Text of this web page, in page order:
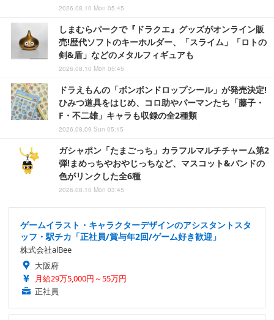
2026.08.10 Mon 05:45
しまむらパークで『ドラクエ』グッズがオンライン販
売!歴代ソフトのキーホルダー、「スライム」「ロトの
剣&盾」などのメタルフィギュアも
2026.08.10 Mon 05:45
ドラえもんの「ボンボンドロップシール」が発売決定!
ひみつ道具をはじめ、コロ助やパーマンたち「藤子・
F・不二雄」キャラも収録の全2種類
2026.08.09 Sun 05:15
ガシャポン「たまごっち」カラフルマルチチャーム第2
弾!まめっちやおやじっちなど、マスコット&バンドの
色がリンクした全6種
2026.08.10 Mon 03:45
ゲームイラスト・キャラクターデザインのアシスタントスタ
ッフ・駅チカ「正社員/賞与年2回/ゲーム好き歓迎」
株式会社alBee
大阪府
月給29万5,000円～55万円
正社員